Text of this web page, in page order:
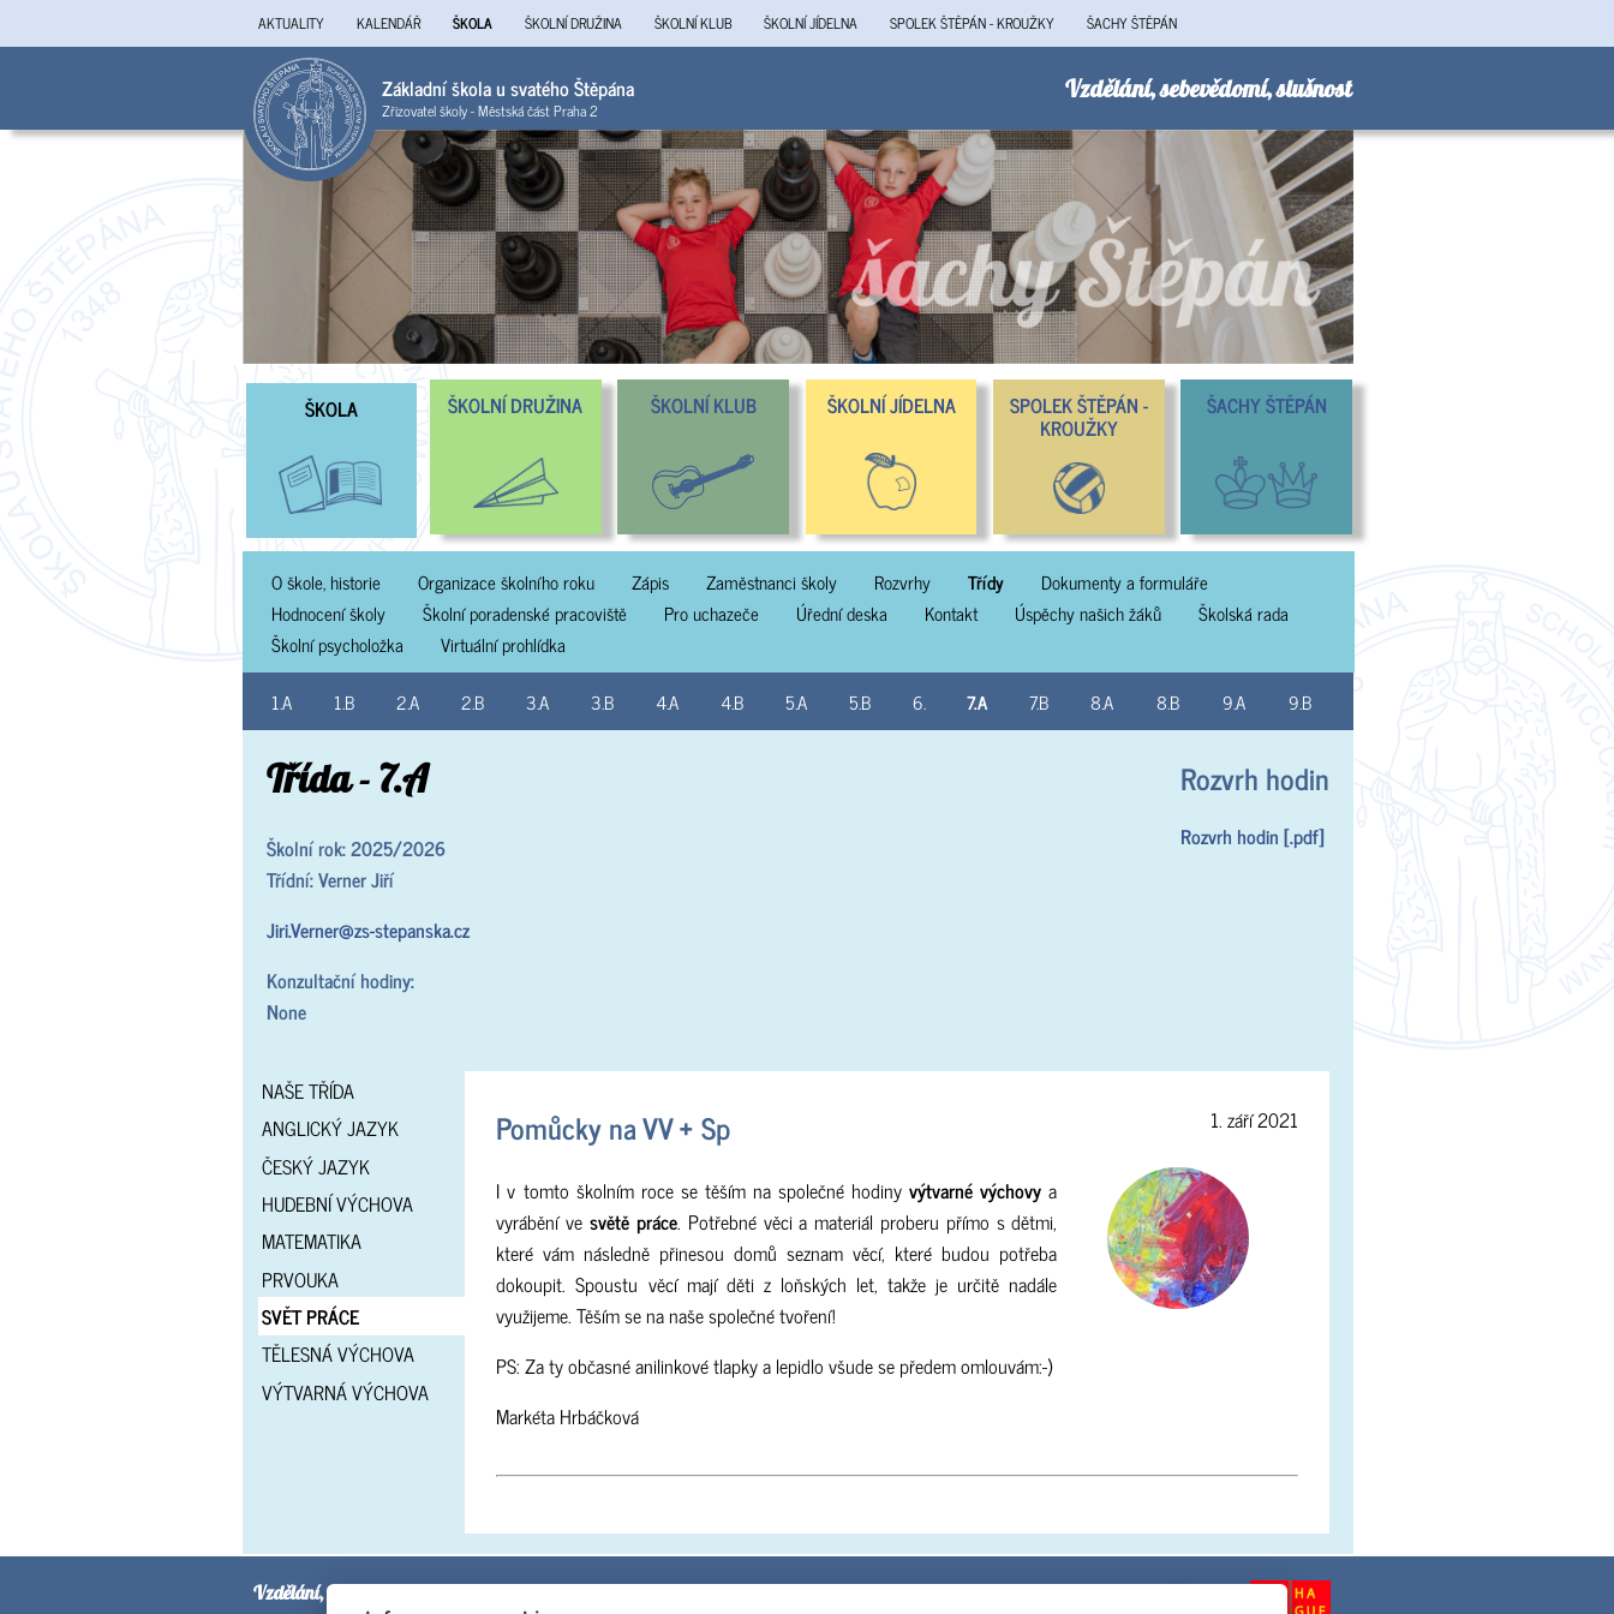
AKTUALITY KALENDÁŘ ŠKOLA ŠKOLNÍ DRUŽINA ŠKOLNÍ KLUB ŠKOLNÍ JÍDELNA SPOLEK ŠTĚPÁN - KROUŽKY ŠACHY ŠTĚPÁN
Vzdělání, sebevědomí, slušnost
Základní škola u svatého Štěpána
Zřizovatel školy - Městská část Praha 2
ŠKOLA ŠKOLNÍ DRUŽINA ŠKOLNÍ KLUB ŠKOLNÍ JÍDELNA SPOLEK ŠTĚPÁN -
KROUŽKY
ŠACHY ŠTĚPÁN
O škole, historie Organizace školního roku Zápis Zaměstnanci školy Rozvrhy Třídy
Dokumenty a formuláře
Hodnocení školy
Školní poradenské pracoviště Pro uchazeče Úřední deska Kontakt Úspěchy našich žáků
Školská rada
Školní psycholožka
Virtuální prohlídka
1.A 1.B 2.A 2.B 3.A 3.B 4.A 4.B 5.A 5.B 6. 7.A 7.B 8.A 8.B 9.A 9.B
Rozvrh hodin
Rozvrh hodin [.pdf]
Třída - 7.A
Školní rok: 2025/2026
Třídní: Verner Jiří
Jiri.Verner@zs-stepanska.cz
Konzultační hodiny:
None
NAŠE TŘÍDA
ANGLICKÝ JAZYK
ČESKÝ JAZYK
HUDEBNÍ VÝCHOVA
MATEMATIKA
PRVOUKA
SVĚT PRÁCE
TĚLESNÁ VÝCHOVA
VÝTVARNÁ VÝCHOVA
Pomůcky na VV + Sp
I v tomto školním roce se těším na společné hodinyvýtvarné výchovy a
vyrábění vesvětě práce. Potřebné věci a materiál proberu přímo s dětmi,
které vám následně přinesou domů seznam věcí, které budou potřeba
dokoupit. Spoustu věcí mají děti z loňských let, takže je určitě nadále
využijeme. Těším se na naše společné tvoření!
PS: Za ty občasné anilinkové tlapky a lepidlo všude se předem omlouvám:-)
Markéta Hrbáčková
1. září 2021
Vzdělání, sebevědomí, slušnost